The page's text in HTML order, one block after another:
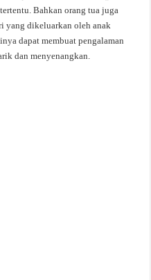
Bahkan orang tua juga
yang dikeluarkan oleh anak
dapat membuat pengalaman
dan menyenangkan.